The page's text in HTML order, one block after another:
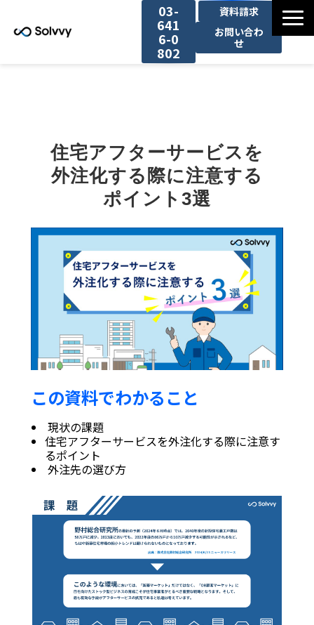
03-
641
6-0
802
資料請求
お問い合わ
せ
お役立ち情報
住宅アフターサービスを
外注化する際に注意する
ポイント3選
この資料でわかること
現状の課題
住宅アフターサービスを外注化する際に注意す
るポイント
外注先の選び方